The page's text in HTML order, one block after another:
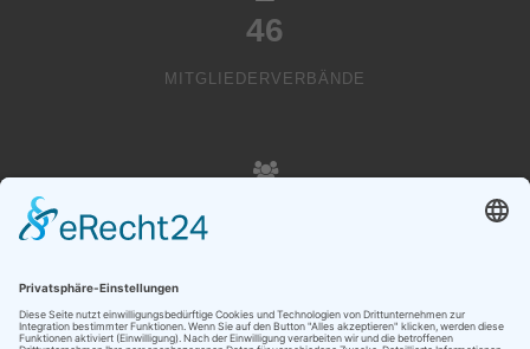
46
MITGLIEDERVERBÄNDE